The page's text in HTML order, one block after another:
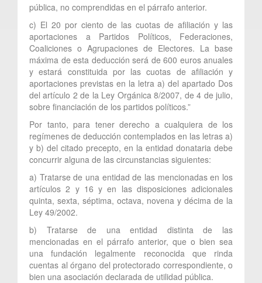
pública, no comprendidas en el párrafo anterior.
c) El 20 por ciento de las cuotas de afiliación y las
aportaciones a Partidos Políticos, Federaciones,
Coaliciones o Agrupaciones de Electores. La base
máxima de esta deducción será de 600 euros anuales
y estará constituida por las cuotas de afiliación y
aportaciones previstas en la letra a) del apartado Dos
del artículo 2 de la Ley Orgánica 8/2007, de 4 de julio,
sobre financiación de los partidos políticos.”
Por tanto, para tener derecho a cualquiera de los
regímenes de deducción contemplados en las letras a)
y b) del citado precepto, en la entidad donataria debe
concurrir alguna de las circunstancias siguientes:
a) Tratarse de una entidad de las mencionadas en los
artículos 2 y 16 y en las disposiciones adicionales
quinta, sexta, séptima, octava, novena y décima de la
Ley 49/2002.
b) Tratarse de una entidad distinta de las
mencionadas en el párrafo anterior, que o bien sea
una fundación legalmente reconocida que rinda
cuentas al órgano del protectorado correspondiente, o
bien una asociación declarada de utilidad pública.